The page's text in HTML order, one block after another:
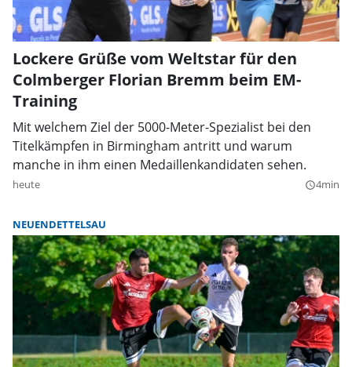
Lockere Grüße vom Weltstar für den
Colmberger Florian Bremm beim EM-
Training
Mit welchem Ziel der 5000-Meter-Spezialist bei den
Titelkämpfen in Birmingham antritt und warum
manche in ihm einen Medaillenkandidaten sehen.
heute query_builder4min
NEUENDETTELSAU